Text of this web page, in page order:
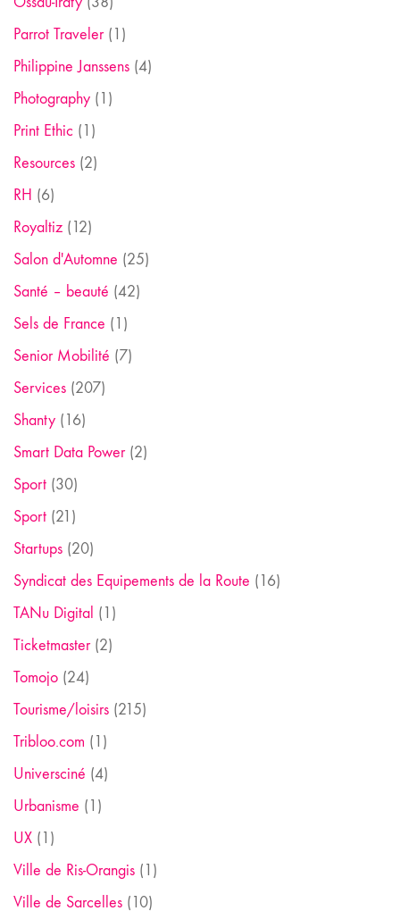
Parrot Traveler(1)
Philippine Janssens (4)
Photography (1)
Print Ethic (1)
Resources (2)
RH (6)
Royaltiz (12)
Salon d'Automne (25)
Santé – beauté (42)
Sels de France (1)
Senior Mobilité (7)
Services (207)
Shanty (16)
Smart Data Power(2)
Sport (30)
Sport (21)
Startups (20)
Syndicat des Equipements de la Route (16)
TANu Digital (1)
Ticketmaster(2)
Tomojo (24)
Tourisme/loisirs (215)
Tribloo.com (1)
Universciné (4)
Urbanisme (1)
UX (1)
Ville de Ris-Orangis (1)
Ville de Sarcelles (10)